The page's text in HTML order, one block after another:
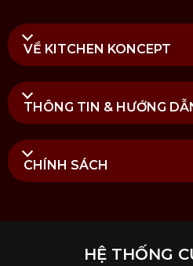
VỀ KITCHEN KONCEPT
THÔNG TIN & HƯỚNG
CHÍNH SÁCH
HỆ THỐNG